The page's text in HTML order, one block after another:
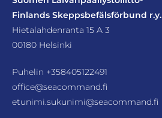
Finlands Skeppsbefälsförbund r.y.
Hietalahdenranta 15 A 3
00180 Helsinki
Puhelin +358405122491
office@seacommand.fi
etunimi.sukunimi@seacommand.fi